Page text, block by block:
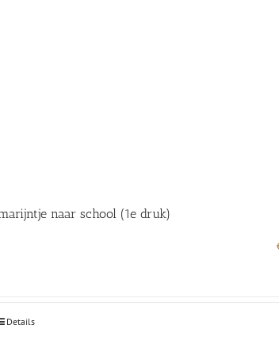
naar school (1e druk)
Details